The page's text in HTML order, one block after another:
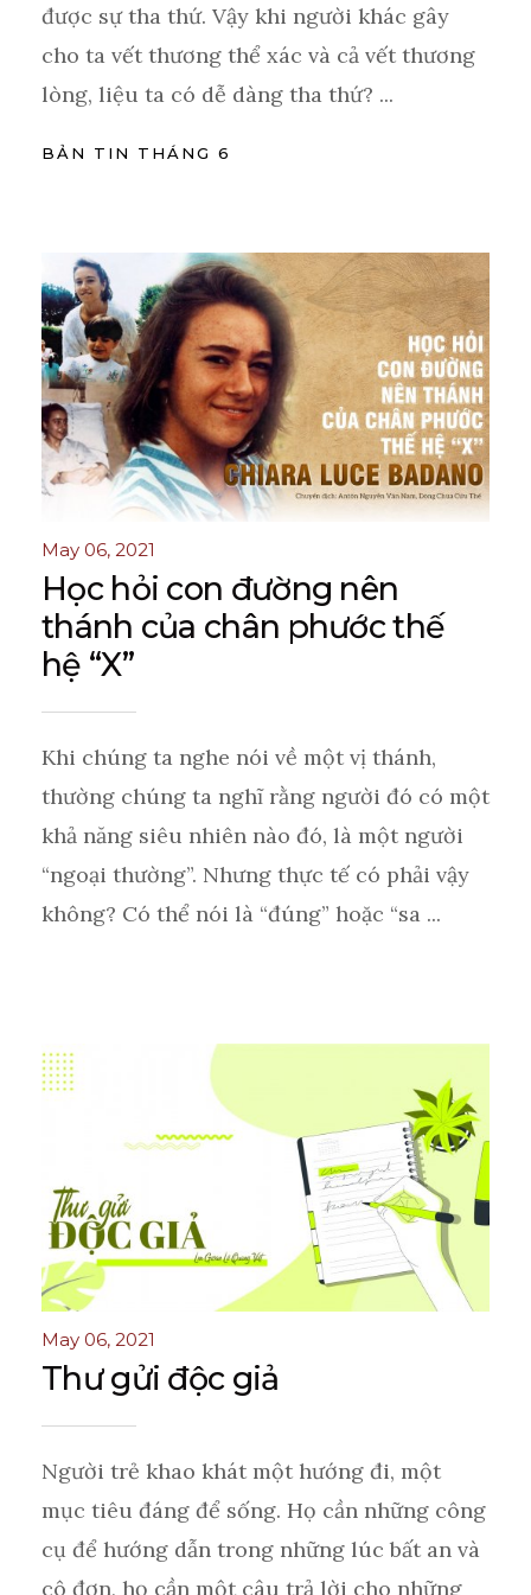
được sự tha thứ. Vậy khi người khác gây
cho ta vết thương thể xác và cả vết thương
lòng, liệu ta có dễ dàng tha thứ? ...
BẢN TIN THÁNG 6
May 06, 2021
Học hỏi con đường nên
thánh của chân phước thế
hệ “X”
Khi chúng ta nghe nói về một vị thánh,
thường chúng ta nghĩ rằng người đó có một
khả năng siêu nhiên nào đó, là một người
“ngoại thường”. Nhưng thực tế có phải vậy
không? Có thể nói là “đúng” hoặc “sa ...
May 06, 2021
Thư gửi độc giả
Người trẻ khao khát một hướng đi, một
mục tiêu đáng để sống. Họ cần những công
cụ để hướng dẫn trong những lúc bất an và
cô đơn, họ cần một câu trả lời cho những